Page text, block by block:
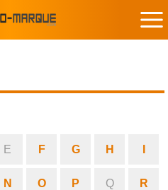
E F G H
N O P Q R